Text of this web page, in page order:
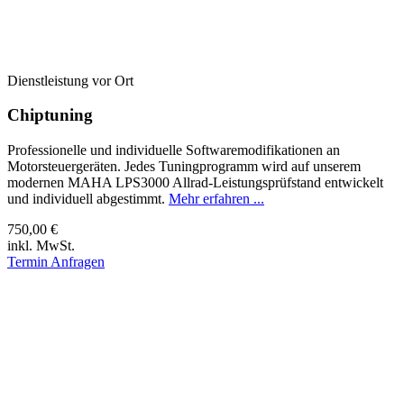
Dienstleistung vor Ort
Chiptuning
Professionelle und individuelle Softwaremodifikationen an
Motorsteuergeräten. Jedes Tuningprogramm wird auf unserem
modernen MAHA LPS3000 Allrad-Leistungsprüfstand entwickelt
und individuell abgestimmt. Mehr erfahren ...
750,00 €
inkl. MwSt.
Termin Anfragen